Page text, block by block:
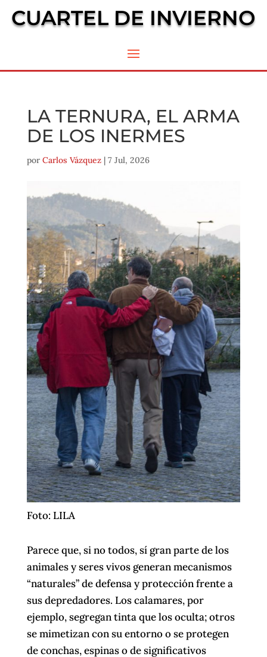
CUARTEL DE INVIERNO
LA TERNURA, EL ARMA
DE LOS INERMES
por Carlos Vázquez| 7 Jul, 2026
Foto: LILA
Parece que, si no todos, sí gran parte de los
animales y seres vivos generan mecanismos
“naturales” de defensa y protección frente a
sus depredadores. Los calamares, por
ejemplo, segregan tinta que los oculta; otros
se mimetizan con su entorno o se protegen
de conchas, espinas o de significativos